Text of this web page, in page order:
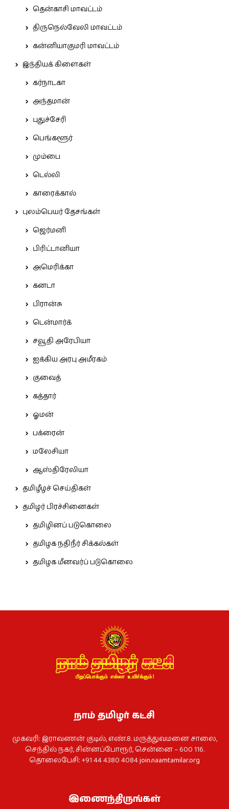
தென்காசி மாவட்டம்
திருநெல்வேலி மாவட்டம்
கன்னியாகுமரி மாவட்டம்
இந்தியக் கிளைகள்
கர்நாடகா
அந்தமான்
புதுச்சேரி
பெங்களூர்
மும்பை
டெல்லி
காரைக்கால்
புலம்பெயர் தேசங்கள்
ஜெர்மனி
பிரிட்டானியா
அமெரிக்கா
கனடா
பிரான்சு
டென்மார்க்
சவூதி அரேபியா
ஐக்கிய அரபு அமீரகம்
குவைத்
கத்தார்
ஓமன்
பக்ரைன்
மலேசியா
ஆஸ்திரேலியா
தமிழீழச் செய்திகள்
தமிழர் பிரச்சினைகள்
தமிழினப் படுகொலை
தமிழக நதிநீர் சிக்கல்கள்
தமிழக மீனவர்ப் படுகொலை
நாம் தமிழர் கட்சி
முகவரி: இராவணன் குடில், எண்.8. மருத்துவமனை சாலை,
செந்தில் நகர், சின்னப்போரூர், சென்னை – 600 116.
தொலைபேசி: +91 44 4380 4084join.naamtamilar.org
இணைந்திருங்கள்